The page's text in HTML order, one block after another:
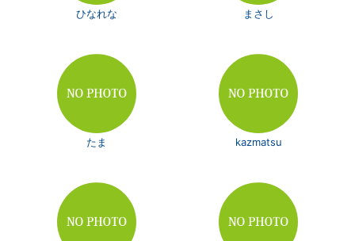
ひなれな まさし
たま kazmatsu